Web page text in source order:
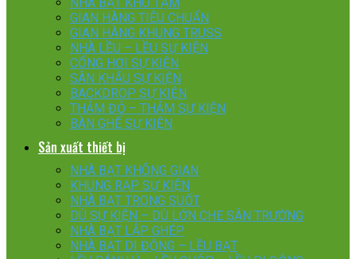
GIAN HÀNG TIÊU CHUẨN
GIAN HÀNG KHUNG TRUSS
NHÀ LỀU – LỀU SỰ KIỆN
CỔNG HƠI SỰ KIỆN
SÂN KHẤU SỰ KIỆN
BACKDROP SỰ KIỆN
THẢM ĐỎ – THẢM SỰ KIỆN
BÀN GHẾ SỰ KIỆN
Sản xuất thiết bị
NHÀ BẠT KHÔNG GIAN
KHUNG RẠP SỰ KIỆN
NHÀ BẠT TRONG SUỐT
DÙ SỰ KIỆN – DÙ LỚN CHE SÂN TRƯỜNG
NHÀ BẠT LẮP GHÉP
NHÀ BẠT DI ĐỘNG – LỀU BẠT